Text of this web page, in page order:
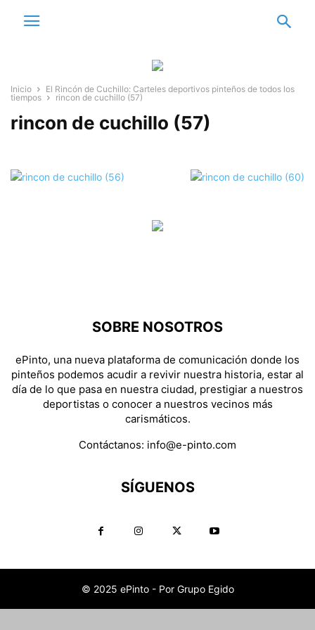
Inicio
El Rincón de Cuchillo: Carteles deportivos pinteños de todos los
tiempos
rincon de cuchillo (57)
rincon de cuchillo (57)
SOBRE NOSOTROS
ePinto, una nueva plataforma de comunicación donde los
pinteños podemos acudir a revivir nuestra historia, estar al
día de lo que pasa en nuestra ciudad, prestigiar a nuestros
deportistas o conocer a nuestros vecinos más
carismáticos.
Contáctanos: info@e-pinto.com
SÍGUENOS
© 2025 ePinto - Por Grupo Egido